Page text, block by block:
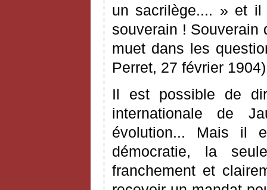
un sacrilège.... » et
souverain ! Souverain
muet dans les
Perret, 27 février
Il est possible de
internationale de
évolution... Mais il
démocratie, la
franchement et